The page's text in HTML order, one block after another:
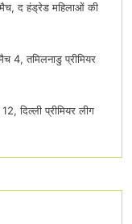
मैच, द हंड्रेड महिलाओं की
4, तमिलनाडु प्रीमियर
12, दिल्ली प्रीमियर लीग